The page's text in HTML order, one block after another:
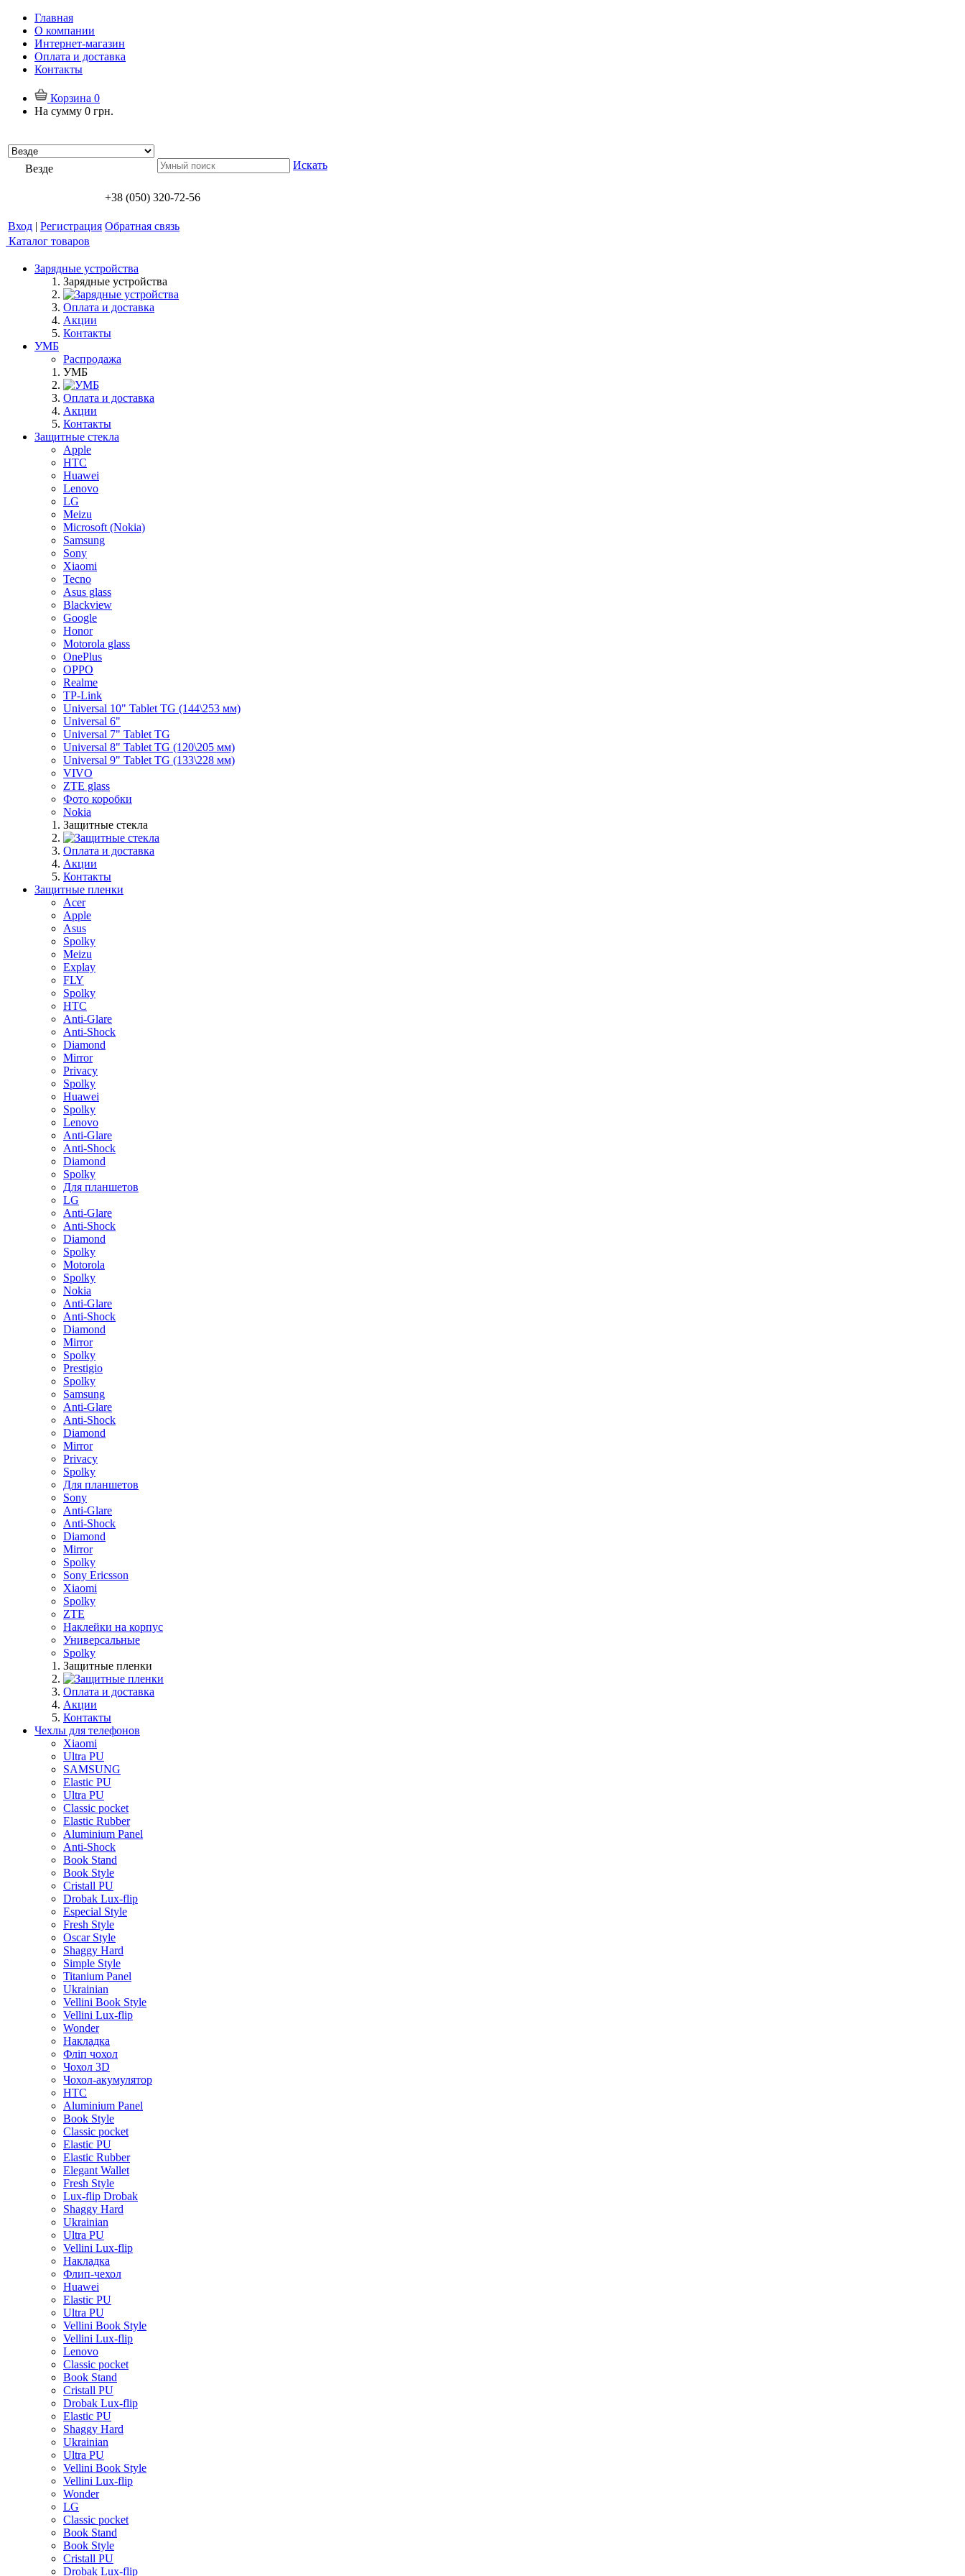
Главная
О компании
Интернет-магазин
Оплата и доставка
Контакты
Корзина 0
На сумму 0 грн.
Везде Искать
+38 (050) 320-72-56
Вход | Регистрация Обратная связь
Каталог товаров
Зарядные устройства
Зарядные устройства
Оплата и доставка
Акции
Контакты
УМБ
Распродажа
УМБ
Оплата и доставка
Акции
Контакты
Защитные стекла
Apple
HTC
Huawei
Lenovo
LG
Meizu
Microsoft (Nokia)
Samsung
Sony
Xiaomi
Tecno
Asus glass
Blackview
Google
Honor
Motorola glass
OnePlus
OPPO
Realme
TP-Link
Universal 10" Tablet TG (144\253 мм)
Universal 6"
Universal 7" Tablet TG
Universal 8" Tablet TG (120\205 мм)
Universal 9" Tablet TG (133\228 мм)
VIVO
ZTE glass
Фото коробки
Nokia
Защитные стекла
Оплата и доставка
Акции
Контакты
Защитные пленки
Acer
Apple
Asus
Spolky
Meizu
Explay
FLY
Spolky
HTC
Anti-Glare
Anti-Shock
Diamond
Mirror
Privacy
Spolky
Huawei
Spolky
Lenovo
Anti-Glare
Anti-Shock
Diamond
Spolky
Для планшетов
LG
Anti-Glare
Anti-Shock
Diamond
Spolky
Motorola
Spolky
Nokia
Anti-Glare
Anti-Shock
Diamond
Mirror
Spolky
Prestigio
Spolky
Samsung
Anti-Glare
Anti-Shock
Diamond
Mirror
Privacy
Spolky
Для планшетов
Sony
Anti-Glare
Anti-Shock
Diamond
Mirror
Spolky
Sony Ericsson
Xiaomi
Spolky
ZTE
Наклейки на корпус
Универсальные
Spolky
Защитные пленки
Оплата и доставка
Акции
Контакты
Чехлы для телефонов
Xiaomi
Ultra PU
SAMSUNG
Elastic PU
Ultra PU
Classic pocket
Elastic Rubber
Aluminium Panel
Anti-Shock
Book Stand
Book Style
Cristall PU
Drobak Lux-flip
Especial Style
Fresh Style
Oscar Style
Shaggy Hard
Simple Style
Titanium Panel
Ukrainian
Vellini Book Style
Vellini Lux-flip
Wonder
Накладка
Фліп чохол
Чохол 3D
Чохол-акумулятор
HTC
Aluminium Panel
Book Style
Classic pocket
Elastic PU
Elastic Rubber
Elegant Wallet
Fresh Style
Lux-flip Drobak
Shaggy Hard
Ukrainian
Ultra PU
Vellini Lux-flip
Накладка
Флип-чехол
Huawei
Elastic PU
Ultra PU
Vellini Book Style
Vellini Lux-flip
Lenovo
Classic pocket
Book Stand
Cristall PU
Drobak Lux-flip
Elastic PU
Shaggy Hard
Ukrainian
Ultra PU
Vellini Book Style
Vellini Lux-flip
Wonder
LG
Classic pocket
Book Stand
Book Style
Cristall PU
Drobak Lux-flip